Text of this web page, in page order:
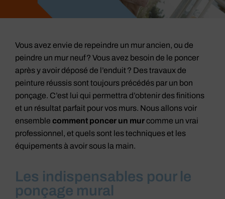
Vous avez envie de repeindre un mur ancien, ou de
peindre un mur neuf ? Vous avez besoin de le poncer
après y avoir déposé de l’enduit ? Des travaux de
peinture réussis sont toujours précédés par un bon
ponçage. C’est lui qui permettra d’obtenir des finitions
et un résultat parfait pour vos murs. Nous allons voir
ensemble comment poncer un murcomme un vrai
professionnel, et quels sont les techniques et les
équipements à avoir sous la main.
Les indispensables pour le
ponçage mural